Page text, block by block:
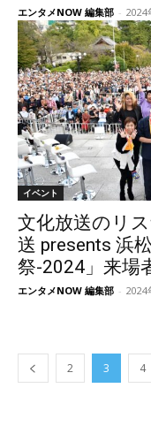
エンタメNOW 編集部 - 2024
イベント
文化放送のリ
送 presents 浜
祭-2024」来場
エンタメNOW 編集部 - 2024
2 3 4